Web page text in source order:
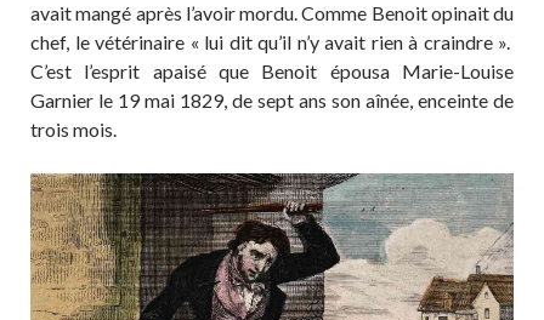
avait mangé après l’avoir mordu. Comme Benoit opinait du
chef, le vétérinaire « lui dit qu’il n’y avait rien à craindre ».
C’est l’esprit apaisé que Benoit épousa Marie-Louise
Garnier le 19 mai 1829, de sept ans son aînée, enceinte de
trois mois.